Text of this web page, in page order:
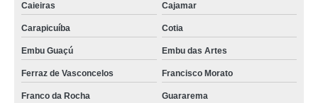
Caieiras Cajamar
Carapicuíba Cotia
Embu Guaçú Embu das Artes
Ferraz de Vasconcelos Francisco Morato
Franco da Rocha Guararema